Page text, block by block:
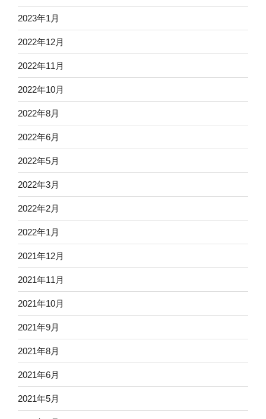
2023年1月
2022年12月
2022年11月
2022年10月
2022年8月
2022年6月
2022年5月
2022年3月
2022年2月
2022年1月
2021年12月
2021年11月
2021年10月
2021年9月
2021年8月
2021年6月
2021年5月